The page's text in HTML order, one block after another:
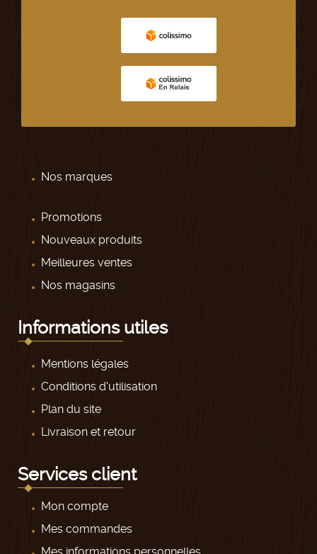
Nos marques
Promotions
Nouveaux produits
Meilleures ventes
Nos magasins
Informations utiles
Mentions légales
Conditions d'utilisation
Plan du site
Livraison et retour
Services client
Mon compte
Mes commandes